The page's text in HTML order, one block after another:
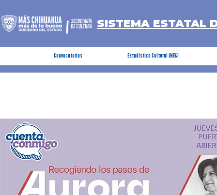
SISTEMA ESTATAL
Convocatorias Estadística Cultural INEGI